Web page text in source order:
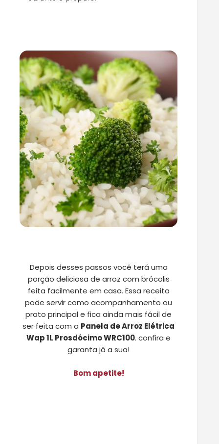
Depois desses passos você terá uma
porção deliciosa de arroz com brócolis
feita facilmente em casa. Essa receita
pode servir como acompanhamento ou
prato principal e fica ainda mais fácil de
ser feita com a Panela de Arroz Elétrica
Wap 1L Prosdócimo WRC100. confira e
garanta já a sua!
Bom apetite!